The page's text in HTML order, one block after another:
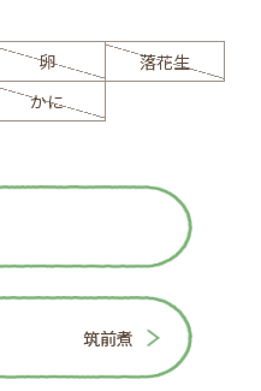
卵
落花生
かに
筑前煮